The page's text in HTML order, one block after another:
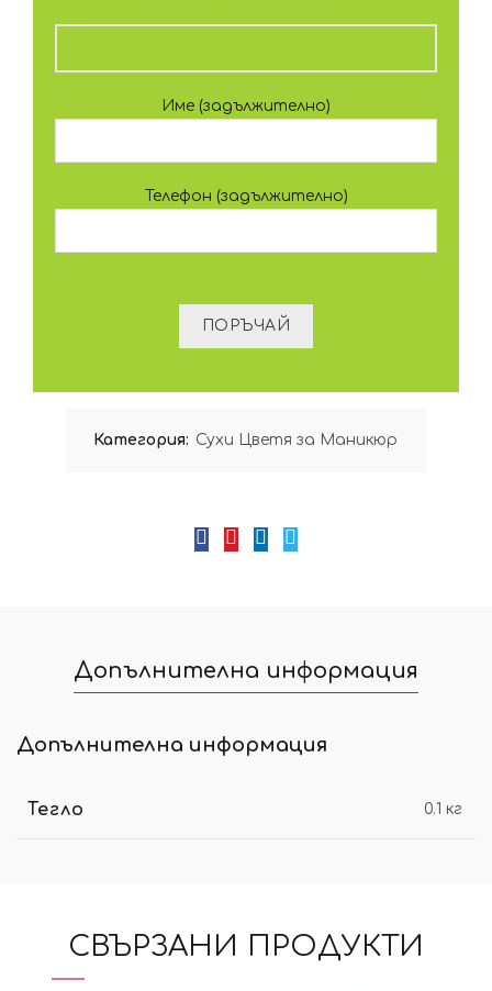
Име (задължително)
Телефон (задължително)
Категория: Сухи Цветя за Маникюр
Допълнителна информация
Допълнителна информация
Тегло 0.1 кг
СВЪРЗАНИ ПРОДУКТИ